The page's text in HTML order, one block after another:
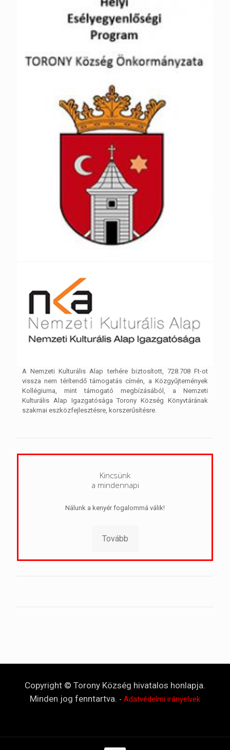
A Nemzeti Kulturális Alap terhére biztosított, 728.708 Ft-ot
vissza nem térítendő támogatás címén, a Közgyűjtemények
Kollégiuma, mint támogató megbízásából, a Nemzeti
Kulturális Alap Igazgatósága Torony Község Könyvtárának
szakmai eszközfejlesztésre, korszerűsítésre.
Kincsünk
a mindennapi
Nálunk a kenyér fogalommá válik!
Tovább
Copyright © Torony Község hivatalos honlapja.
Minden jog fenntartva. - Adatvédelmi irányelvek